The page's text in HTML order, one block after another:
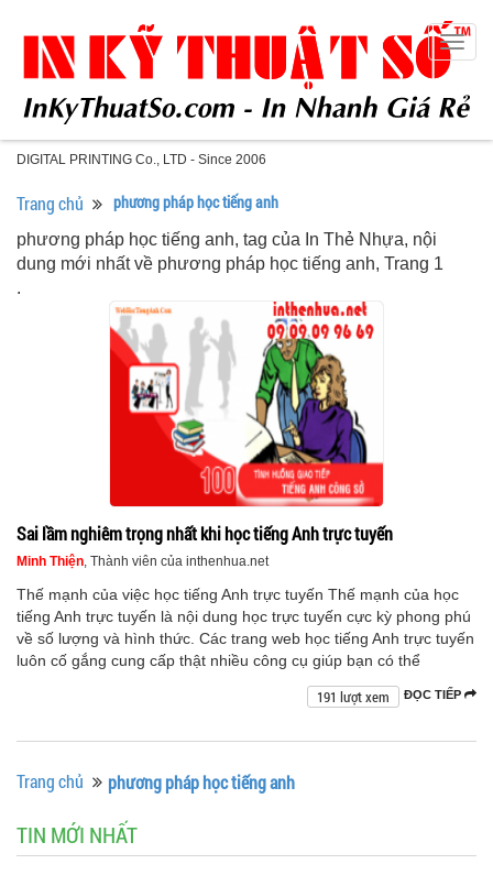
DIGITAL PRINTING Co., LTD - Since 2006
Trang chủ phương pháp học tiếng anh
phương pháp học tiếng anh, tag của In Thẻ Nhựa, nội
dung mới nhất về phương pháp học tiếng anh, Trang 1
.
Sai lầm nghiêm trọng nhất khi học tiếng Anh trực tuyến
Minh Thiện, Thành viên của inthenhua.net
Thế mạnh của việc học tiếng Anh trực tuyến Thế mạnh của học
tiếng Anh trực tuyến là nội dung học trực tuyến cực kỳ phong phú
về số lượng và hình thức. Các trang web học tiếng Anh trực tuyến
luôn cố gắng cung cấp thật nhiều công cụ giúp bạn có thể
ĐỌC TIẾP
191 lượt xem
Trang chủ phương pháp học tiếng anh
TIN MỚI NHẤT